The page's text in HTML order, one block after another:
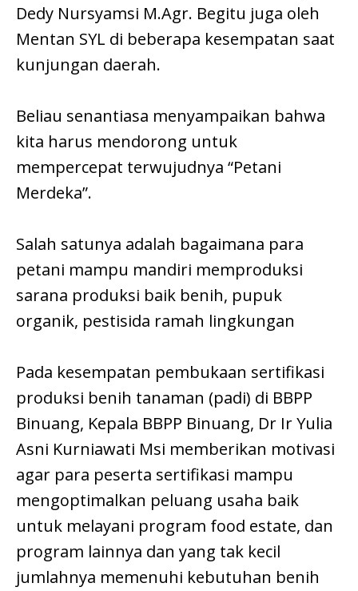
Dedy Nursyamsi M.Agr. Begitu juga oleh
Mentan SYL di beberapa kesempatan saat
kunjungan daerah.
Beliau senantiasa menyampaikan bahwa
kita harus mendorong untuk
mempercepat terwujudnya “Petani
Merdeka”.
Salah satunya adalah bagaimana para
petani mampu mandiri memproduksi
sarana produksi baik benih, pupuk
organik, pestisida ramah lingkungan
Pada kesempatan pembukaan sertifikasi
produksi benih tanaman (padi) di BBPP
Binuang, Kepala BBPP Binuang, Dr Ir Yulia
Asni Kurniawati Msi memberikan motivasi
agar para peserta sertifikasi mampu
mengoptimalkan peluang usaha baik
untuk melayani program food estate, dan
program lainnya dan yang tak kecil
jumlahnya memenuhi kebutuhan benih